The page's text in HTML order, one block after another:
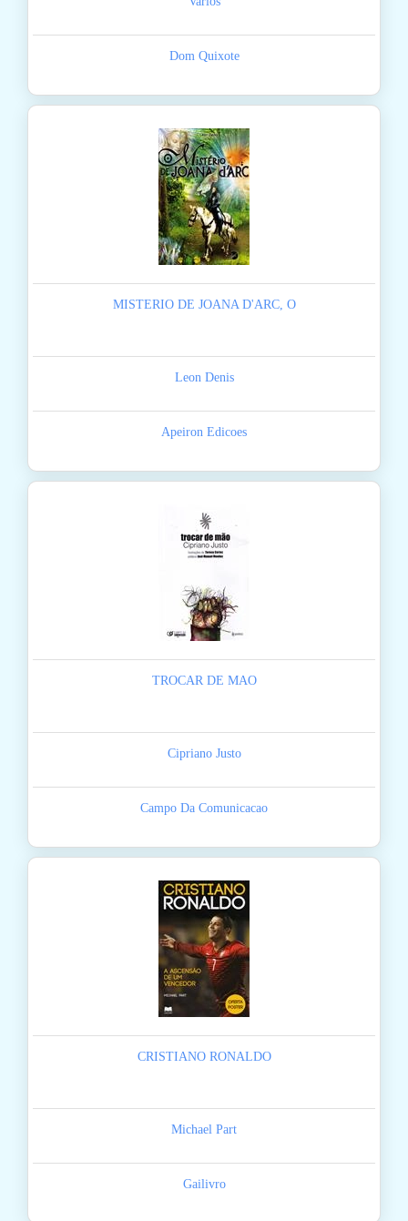
Dom Quixote
MISTERIO DE JOANA D'ARC, O
Leon Denis
Apeiron Edicoes
TROCAR DE MAO
Cipriano Justo
Campo Da Comunicacao
CRISTIANO RONALDO
Michael Part
Gailivro